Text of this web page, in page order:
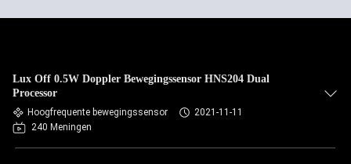
Lux Off 0.5W Doppler Bewegingssensor HNS204 Dual
Processor
Hoogfrequente bewegingssensor
2021-11-11
240 Meningen